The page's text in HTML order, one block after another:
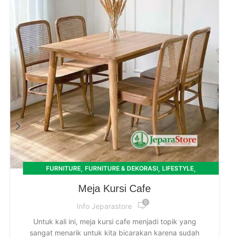
FURNITURE, FURNITURE & DEKORASI, LIFESTYLE,
Meja Kursi Cafe
Info Jeparastore 0
Untuk kali ini, meja kursi cafe menjadi topik yang
sangat menarik untuk kita bicarakan karena sudah